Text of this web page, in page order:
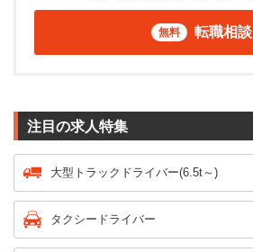
無料 転職相談
注目の求人特集
大型トラックドライバー(6.5t～)
タクシードライバー